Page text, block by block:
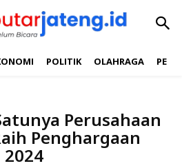
POLITIK OLAHRAGA
Perusahaan
Penghargaan